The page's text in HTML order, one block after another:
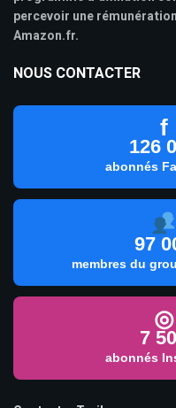
percevoir une
Amazon.fr.
NOUS CONTACTER
f
126
abonnés
97
membres du
◎
7
abonnés